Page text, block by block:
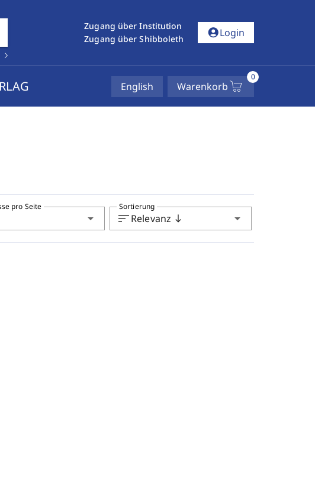
Zugang über Institution
Zugang über Shibboleth
account_circleLogin
English Warenkorb
0
arrow_drop_down
pro Seite
sortRelevanz south arrow_drop_down
Sortierung